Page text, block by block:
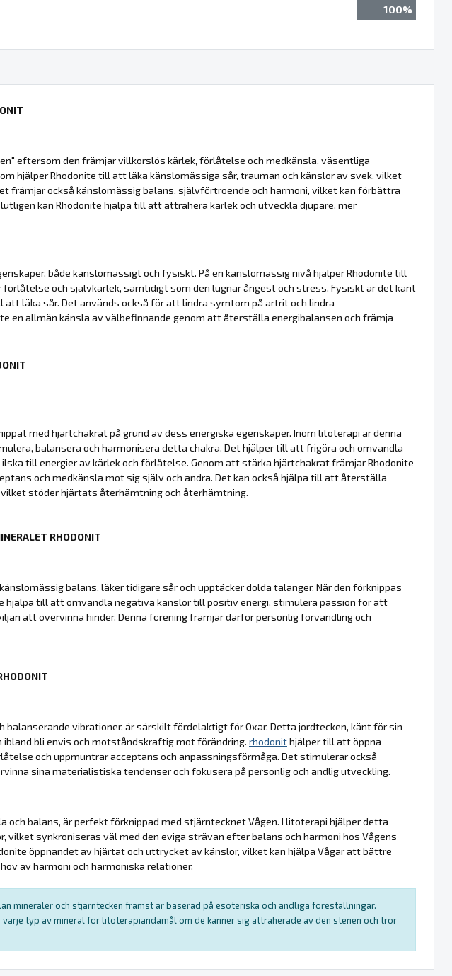
100%
eftersom den främjar villkorslös kärlek, förlåtelse och medkänsla, väsentliga
hjälper Rhodonite till att läka känslomässiga sår, trauman och känslor av svek, vilket
främjar också känslomässig balans, självförtroende och harmoni, vilket kan förbättra
kan Rhodonite hjälpa till att attrahera kärlek och utveckla djupare, mer
både känslomässigt och fysiskt. På en känslomässig nivå hjälper Rhodonite till
och självkärlek, samtidigt som den lugnar ångest och stress. Fysiskt är det känt
läka sår. Det används också för att lindra symtom på artrit och lindra
en allmän känsla av välbefinnande genom att återställa energibalansen och främja
med hjärtchakrat på grund av dess energiska egenskaper. Inom litoterapi är denna
balansera och harmonisera detta chakra. Det hjälper till att frigöra och omvandla
till energier av kärlek och förlåtelse. Genom att stärka hjärtchakrat främjar Rhodonite
och medkänsla mot sig själv och andra. Det kan också hjälpa till att återställa
stöder hjärtats återhämtning och återhämtning.
RHODONIT
balans, läker tidigare sår och upptäcker dolda talanger. När den förknippas
hjälpa till att omvandla negativa känslor till positiv energi, stimulera passion för att
att övervinna hinder. Denna förening främjar därför personlig förvandling och
balanserande vibrationer, är särskilt fördelaktigt för Oxar. Detta jordtecken, känt för sin
ibland bli envis och motståndskraftig mot förändring. rhodonithjälper till att öppna
och uppmuntrar acceptans och anpassningsförmåga. Det stimulerar också
sina materialistiska tendenser och fokusera på personlig och andlig utveckling.
och balans, är perfekt förknippad med stjärntecknet Vågen. I litoterapi hjälper detta
vilket synkroniseras väl med den eviga strävan efter balans och harmoni hos Vågens
öppnandet av hjärtat och uttrycket av känslor, vilket kan hjälpa Vågar att bättre
av harmoni och harmoniska relationer.
mineraler och stjärntecken främst är baserad på esoteriska och andliga föreställningar.
varje typ av mineral för litoterapiändamål om de känner sig attraherade av den stenen och tror